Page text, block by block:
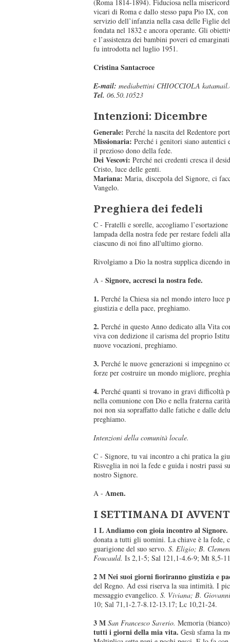
(Roma 1814-1894). Fiduciosa nella
vicari di Roma e dallo stesso papa Pio IX,
servizio dell’infanzia nella casa delle Figlie
fondata nel 1832 e ancora operante. Gli
e l’assistenza dei bambini poveri ed
fu introdotta nel luglio 1951.
Cristina Santacroce
E-mail: mediabettini CHIOCCIOLA
Tel. 06.50.10523
Intenzioni: Dicembre
Generale: Perché la nascita del Redentore
Missionaria: Perché i genitori siano
il prezioso dono della fede.
Dei Vescovi: Perché nei credenti cresca il
Cristo, luce delle genti.
Mariana: Maria, discepola del Signore, ci
Vangelo.
Preghiera dei fedeli
C - Fratelli e sorelle, accogliamo
lampada della nostra fede per restare fedeli
ciascuno di noi fino all'ultimo giorno.
Rivolgiamo a Dio la nostra supplica dicendo
A - Signore, accresci la nostra fede.
1. Perché la Chiesa sia nel mondo intero
giustizia e della pace, preghiamo.
2. Perché in questo Anno dedicato alla Vita
viva con dedizione il carisma del proprio
nuove vocazioni, preghiamo.
3. Perché le nuove generazioni si impegnino
forze per costruire un mondo migliore,
4. Perché quanti si trovano in gravi difficoltà
nella comunione con Dio e nella fraterna
noi non sia sopraffatto dalle fatiche e dalle
preghiamo.
Intenzioni della comunità locale.
C - Signore, tu vai incontro a chi pratica la
Risveglia in noi la fede e guida i nostri passi
nostro Signore.
A - Amen.
I SETTIMANA DI
1 L Andiamo con gioia incontro al Signore.
donata a tutti gli uomini. La chiave è la fede,
guarigione del suo servo. S. Eligio; B.
Foucauld. Is 2,1-5; Sal 121,1-4.6-9; Mt 8,5-
2 M Nei suoi giorni fioriranno giustizia e
del Regno. Ad essi riserva la sua intimità. I
messaggio evangelico. S. Viviana; B.
10; Sal 71,1-2.7-8.12-13.17; Lc 10,21-24.
3 M San Francesco Saverio. Memoria
tutti i giorni della mia vita. Gesù sfama la